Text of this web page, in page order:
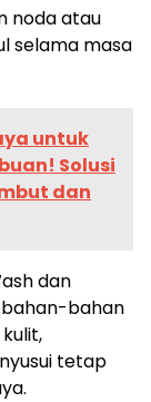
noda atau
selama masa
untuk
Solusi
dan
dan
bahan
tetap